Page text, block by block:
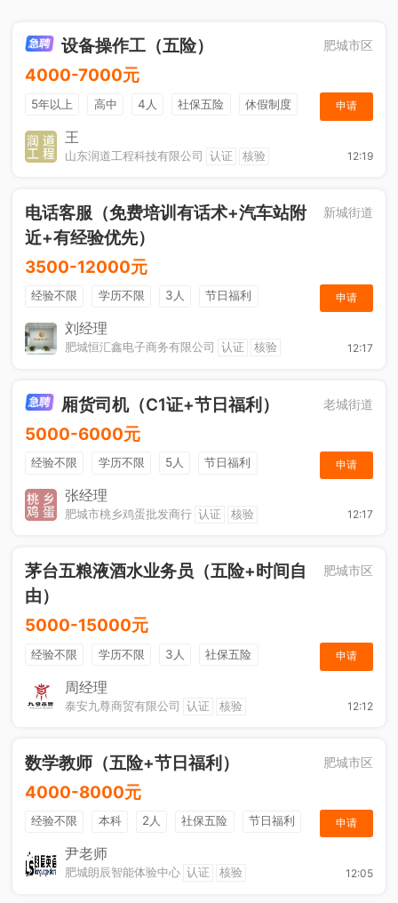
设备操作工（五险） 肥城市区
4000-7000元
5年以上 高中 4人 社保五险
休假制度
加班补助
申请
王
山东润道工程科技有限公司 认证 核验 12:19
电话客服（免费培训有话术+汽车站附
近+有经验优先）
新城街道
3500-12000元
经验不限 学历不限 3人
节日福利
休假制度
综合补贴
申请
刘经理
肥城恒汇鑫电子商务有限公司 认证 核验 12:17
厢货司机（C1证+节日福利） 老城街道
5000-6000元
经验不限 学历不限 5人
节日福利
加班补助
综合补贴
申请
张经理
肥城市桃乡鸡蛋批发商行 认证 核验 12:17
茅台五粮液酒水业务员（五险+时间自
由）
肥城市区
5000-15000元
经验不限 学历不限 3人
社保五险
节日福利
综合补贴
年终奖金
休假制度 法定节假日
申请
周经理
泰安九尊商贸有限公司 认证 核验 12:12
数学教师（五险+节日福利） 肥城市区
4000-8000元
经验不限 本科 2人 社保五险 节日福利 申请
尹老师
肥城朗辰智能体验中心 认证 核验 12:05